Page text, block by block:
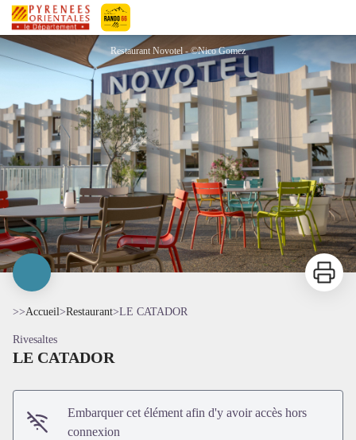
Pyrénées-Orientales Le Département
LE CATADOR
Restaurant Novotel - ©Nico Gomez
Imprimer
>>Accueil>Restaurant>LE CATADOR
Rivesaltes
LE CATADOR
Embarquer cet élément afin d'y avoir accès hors
connexion